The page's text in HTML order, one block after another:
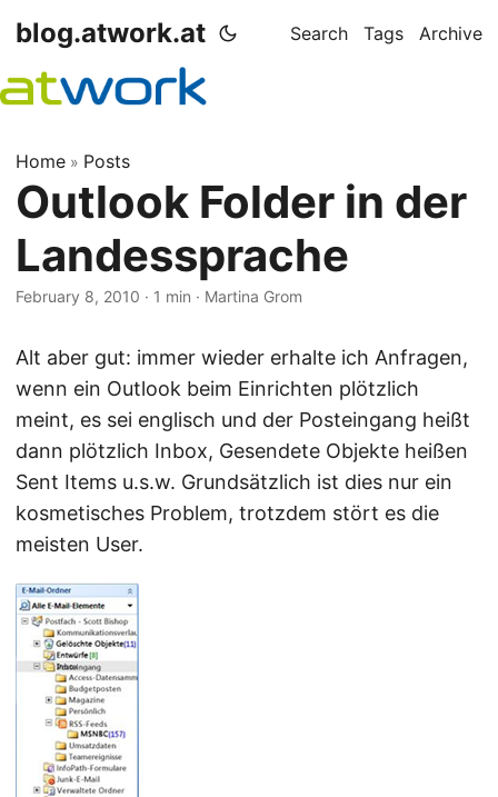
blog.atwork.at Search Tags Archive
Home » Posts
Outlook Folder in der
Landessprache
February 8, 2010 · 1 min · Martina Grom
Alt aber gut: immer wieder erhalte ich Anfragen,
wenn ein Outlook beim Einrichten plötzlich
meint, es sei englisch und der Posteingang heißt
dann plötzlich Inbox, Gesendete Objekte heißen
Sent Items u.s.w. Grundsätzlich ist dies nur ein
kosmetisches Problem, trotzdem stört es die
meisten User.